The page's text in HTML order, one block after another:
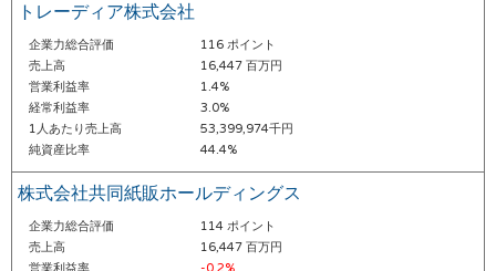
トレーディア株式会社
企業力総合評価
116 ポイント
売上高
16,447 百万円
営業利益率
1.4%
経常利益率
3.0%
1人あたり売上高
53,399,974千円
純資産比率
44.4%
株式会社共同紙販ホールディングス
企業力総合評価
114 ポイント
売上高
16,447 百万円